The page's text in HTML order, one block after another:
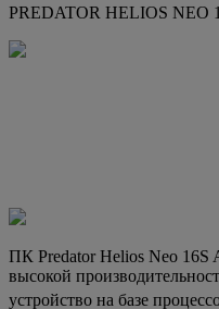
PREDATOR HELIOS NEO
ПК Predator Helios Neo 16S
высокой
устройство на базе